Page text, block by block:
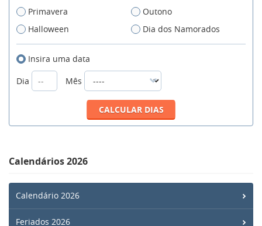
Primavera
Outono
Halloween
Dia dos Namorados
Insira uma data
Dia
Mês
Calendários 2026
Calendário 2026
Feriados 2026